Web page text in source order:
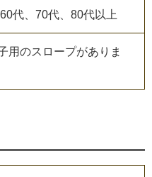
代、70代、80代以上
用のスロープがありま